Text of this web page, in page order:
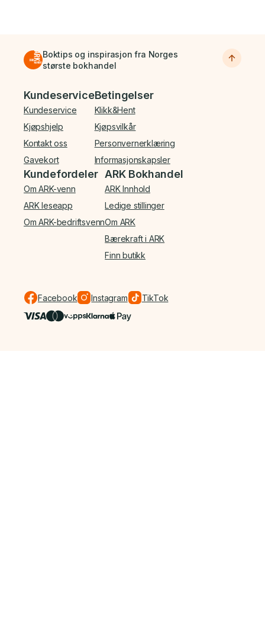
Boktips og inspirasjon fra Norges
største bokhandel
Bunnmeny
Kundeservice
Kundeservice
Kjøpshjelp
Kontakt oss
Gavekort
Betingelser
Klikk&Hent
Kjøpsvilkår
Personvernerklæring
Informasjonskapsler
Kundefordeler
Om ARK-venn
ARK leseapp
Om ARK-bedriftsvenn
ARK Bokhandel
ARK Innhold
Ledige stillinger
Om ARK
Bærekraft i ARK
Finn butikk
Facebook Instagram TikTok